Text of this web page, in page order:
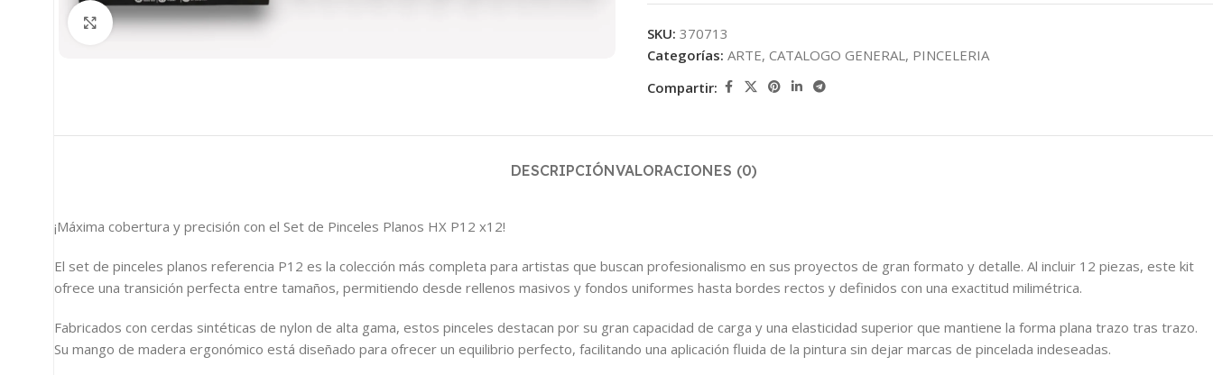
Clic para ampliar
SKU: 370713
Categorías: ARTE, CATALOGO GENERAL, PINCELERIA
Compartir:
DESCRIPCIÓNVALORACIONES (0)
¡Máxima cobertura y precisión con el Set de Pinceles Planos HX P12 x12!
El set de pinceles planos referencia P12 es la colección más completa para artistas que buscan profesionalismo en sus proyectos de gran formato y detalle. Al incluir 12 piezas, este kit
ofrece una transición perfecta entre tamaños, permitiendo desde rellenos masivos y fondos uniformes hasta bordes rectos y definidos con una exactitud milimétrica.
Fabricados con cerdas sintéticas de nylon de alta gama, estos pinceles destacan por su gran capacidad de carga y una elasticidad superior que mantiene la forma plana trazo tras trazo.
Su mango de madera ergonómico está diseñado para ofrecer un equilibrio perfecto, facilitando una aplicación fluida de la pintura sin dejar marcas de pincelada indeseadas.